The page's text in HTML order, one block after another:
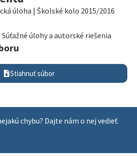
úloha | Školské kolo 2015/2016
Súťažné úlohy a autorské riešenia
Stiahnuť súbor
chybu? Dajte nám o nej vedieť.